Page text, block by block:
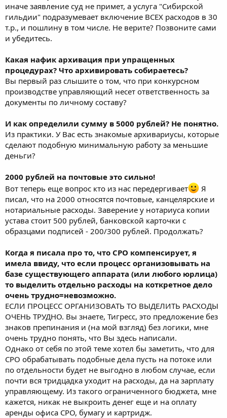
иначе заявление суд не примет, а услуга "Сибирской
гильдии" подразумевает включение ВСЕХ расходов в 30
т.р., и пошлину в том числе. Не верите? Позвоните сами
и убедитесь.
Какая нафик архивация при упращенных
процедурах? Что архивировать собираетесь?
Вы первый раз слышите о том, что при конкурсном
производстве управляющий несет ответственность за
документы по личному составу?
И как определили сумму в 5000 рублей? Не понятно.
Из практики. У Вас есть знакомые архивариусы, которые
сделают подобную минимальную работу за меньшие
деньги?
2000 рублей на почтовые это сильно!
Вот теперь еще вопрос кто из нас передергивает
Я
писал, что на 2000 относятся почтовые, канцелярские и
нотариальные расходы. Заверение у нотариуса копии
устава стоит 500 рублей, банковской карточки с
образцами подписей - 200/300 рублей. Продолжать?
Когда я писала про то, что СРО компенсирует, я
имела ввиду, что если процесс организовывать на
базе существующего аппарата (или любого юрлица)
то выделить отдельно расходы на коткретное дело
очень трудно=невозможно.
ЕСЛИ ПРОЦЕСС ОРГАНИЗОВАТЬ ТО ВЫДЕЛИТЬ РАСХОДЫ
ОЧЕНЬ ТРУДНО. Вы знаете, Тигресс, это предложение без
знаков препинания и (на мой взгляд) без логики, мне
очень трудно понять, что Вы здесь написали.
Однако от себя по этой теме хотел бы заметить, что для
СРО обрабатывать подобные дела пусть на потоке или
по отдельности будет не выгодно в любом случае, если
почти вся тридцадка уходит на расходы, да на зарплату
управляющему. Из такого ограниченного бюджета, мне
кажется, никак не выкроить денег еще и на оплату
аренды офиса СРО, бумагу и картридж.